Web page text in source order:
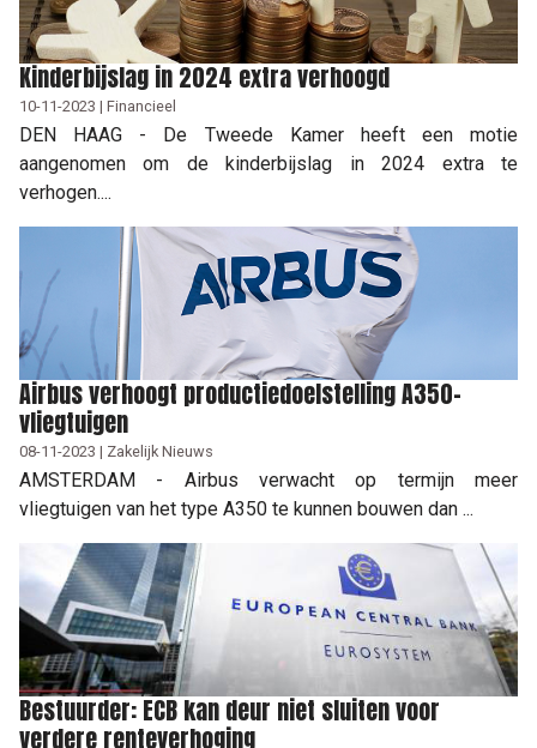
Kinderbijslag in 2024 extra verhoogd
10-11-2023 | Financieel
DEN HAAG - De Tweede Kamer heeft een motie
aangenomen om de kinderbijslag in 2024 extra te
verhogen....
Airbus verhoogt productiedoelstelling A350-
vliegtuigen
08-11-2023 | Zakelijk Nieuws
AMSTERDAM - Airbus verwacht op termijn meer
vliegtuigen van het type A350 te kunnen bouwen dan ...
Bestuurder: ECB kan deur niet sluiten voor
verdere renteverhoging